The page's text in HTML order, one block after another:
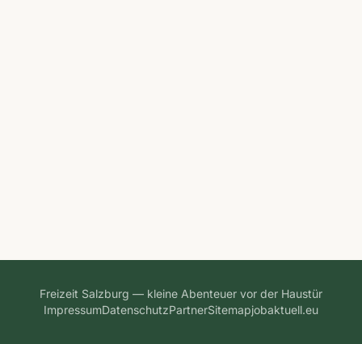
Freizeit Salzburg — kleine Abenteuer vor der Haustür
ImpressumDatenschutzPartnerSitemapjobaktuell.eu